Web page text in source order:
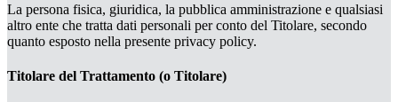
La persona fisica, giuridica, la pubblica amministrazione e qualsiasi
altro ente che tratta dati personali per conto del Titolare, secondo
quanto esposto nella presente privacy policy.
Titolare del Trattamento (o Titolare)